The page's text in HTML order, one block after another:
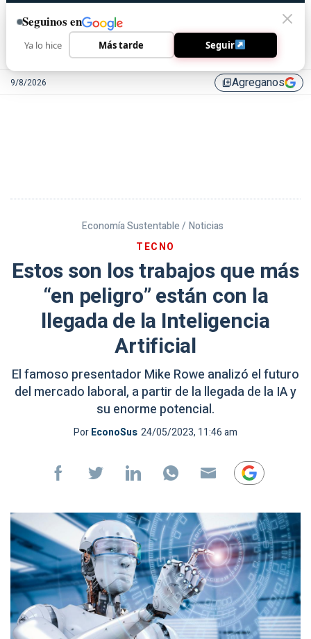
9/8/2026 library_addAgreganos
Economía Sustentable / Noticias
TECNO
Estos son los trabajos que más
“en peligro” están con la
llegada de la Inteligencia
Artificial
El famoso presentador Mike Rowe analizó el futuro
del mercado laboral, a partir de la llegada de la IA y
su enorme potencial.
PorEconoSus 24/05/2023, 11:46 am
Seguinos en
Ya lo hice Más tarde Seguir